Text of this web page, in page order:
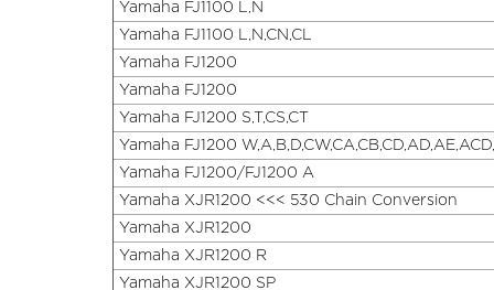
Yamaha FJ1100 L,N
Yamaha FJ1100 L,N,CN,CL
Yamaha FJ1200
Yamaha FJ1200
Yamaha FJ1200 S,T,CS,CT
Yamaha FJ1200
Yamaha FJ1200/FJ1200 A
Yamaha XJR1200 <<< 530 Chain Conversion
Yamaha XJR1200
Yamaha XJR1200 R
Yamaha XJR1200 SP